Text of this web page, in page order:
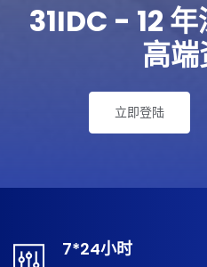
31IDC - 12
高
立即登陆
7*24小时